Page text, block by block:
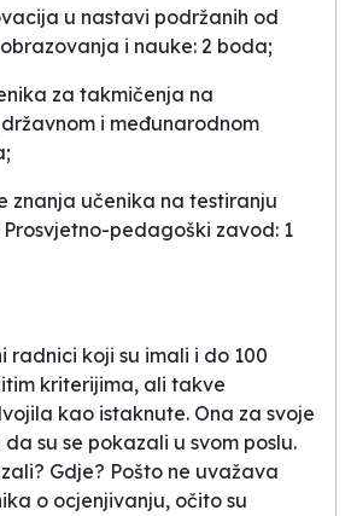
u nastavi podržanih od
i nauke: 2 boda;
za takmičenja na
i međunarodnom
znanja učenika na testiranju
pedagoški zavod: 1
radnici koji su imali i do 100
kriterijima, ali takve
kao istaknute. Ona za svoje
su se pokazali u svom poslu.
? Gdje? Pošto ne uvažava
o ocjenjivanju, očito su